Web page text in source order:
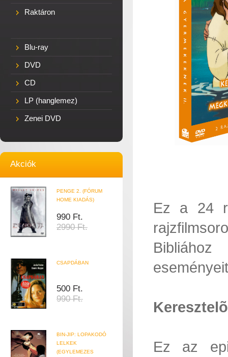
Raktáron
Blu-ray
DVD
CD
LP (hanglemez)
Zenei DVD
Akciók
PENGE 2. (FÓRUM
HOME KIADÁS)
990 Ft.
2990 Ft.
CSAPDÁBAN
500 Ft.
990 Ft.
BIN-JIP: LOPAKODÓ
LELKEK
(EGYLEMEZES
Ez a 24
Ez az